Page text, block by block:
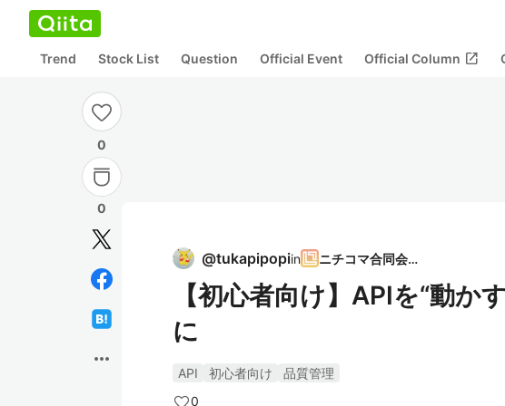
Trend Stock List Question Official Event Official Column open_in_new
0
0
more_horiz
@tukapipopiin ニチコマ合同会社
【初心者向け】APIを“動か
に
API 初心者向け
品質管理
0